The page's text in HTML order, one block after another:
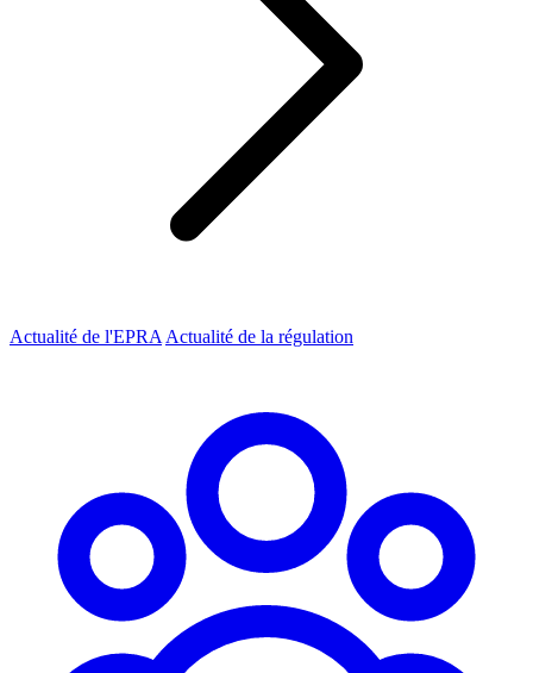
Actualité de l'EPRA Actualité de la régulation